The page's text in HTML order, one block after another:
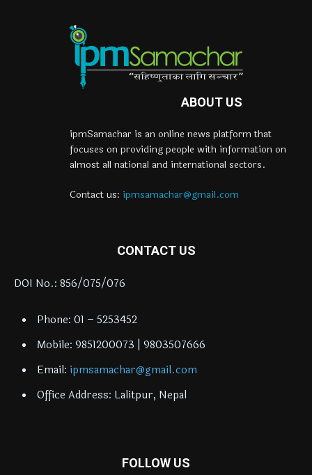
ABOUT US
ipmSamachar is an online news platform that
focuses on providing people with information on
almost all national and international sectors.
Contact us: ipmsamachar@gmail.com
CONTACT US
DOI No.: 856/075/076
Phone: 01 – 5253452
Mobile: 9851200073 | 9803507666
Email: ipmsamachar@gmail.com
Office Address: Lalitpur, Nepal
FOLLOW US